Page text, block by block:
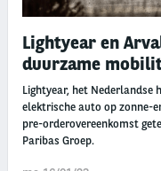
Lightyear en
duurzame
Lightyear, het Nederlandse
elektrische auto op zonne-
pre-orderovereenkomst
Paribas Groep.